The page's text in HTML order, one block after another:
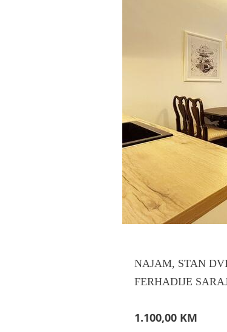
NAJAM, STAN
FERHADIJE
1.100,00 KM